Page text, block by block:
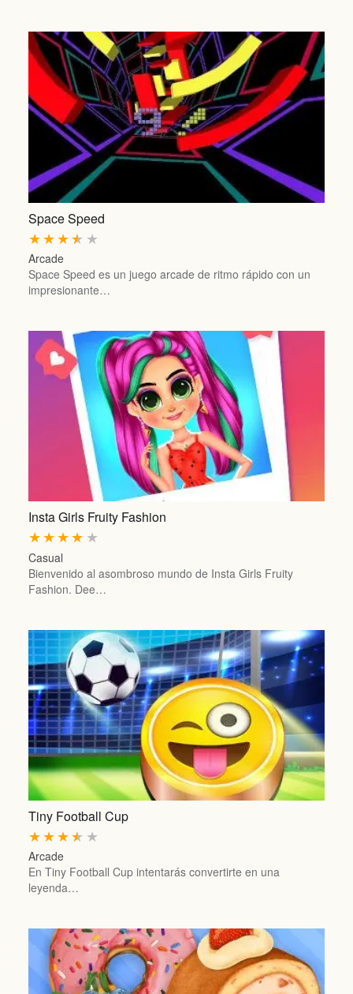
Space Speed
★
★
★
★
★
Arcade
Space Speed es un juego arcade de ritmo rápido con un
impresionante…
Insta Girls Fruity Fashion
★
★
★
★
★
Casual
Bienvenido al asombroso mundo de Insta Girls Fruity
Fashion. Dee…
Tiny Football Cup
★
★
★
★
★
Arcade
En Tiny Football Cup intentarás convertirte en una
leyenda…